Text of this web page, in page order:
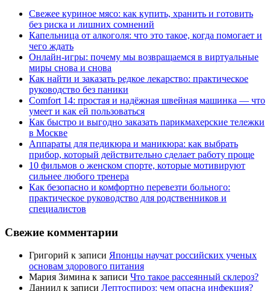
Свежее куриное мясо: как купить, хранить и готовить
без риска и лишних сомнений
Капельница от алкоголя: что это такое, когда помогает и
чего ждать
Онлайн-игры: почему мы возвращаемся в виртуальные
миры снова и снова
Как найти и заказать редкое лекарство: практическое
руководство без паники
Comfort 14: простая и надёжная швейная машинка — что
умеет и как ей пользоваться
Как быстро и выгодно заказать парикмахерские тележки
в Москве
Аппараты для педикюра и маникюра: как выбрать
прибор, который действительно сделает работу проще
10 фильмов о женском спорте, которые мотивируют
сильнее любого тренера
Как безопасно и комфортно перевезти больного:
практическое руководство для родственников и
специалистов
Свежие комментарии
Григорий к записи Японцы научат российских ученых
основам здорового питания
Мария Зимина к записи Что такое рассеянный склероз?
Даниил к записи Лептоспироз: чем опасна инфекция?